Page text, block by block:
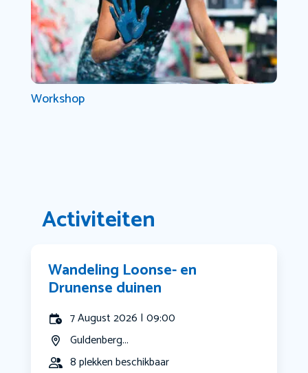
Workshop
Activiteiten
Wandeling Loonse- en
Drunense duinen
7 August 2026 | 09:00
Guldenberg...
8 plekken beschikbaar